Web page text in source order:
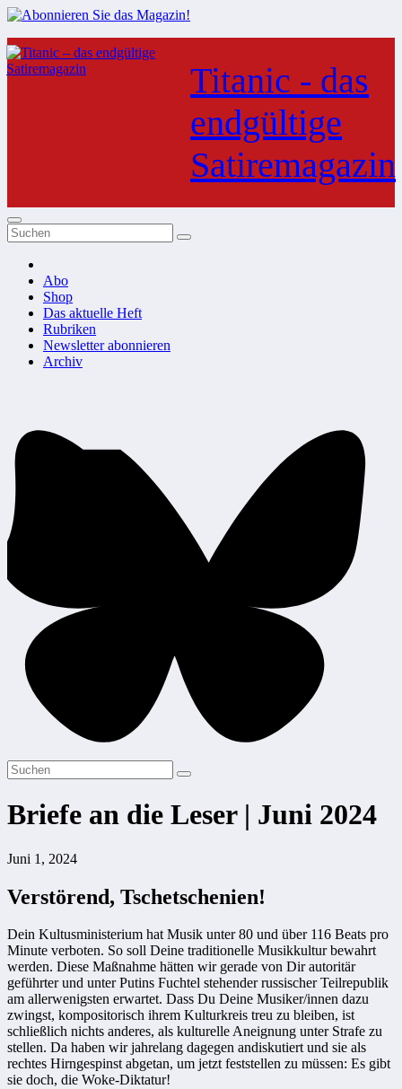
Zum
Inhalt
springen
Titanic - das
endgültige
Satiremagazin
Abo
Shop
Das aktuelle Heft
Rubriken
Newsletter abonnieren
Archiv
Briefe an die Leser | Juni 2024
Juni 1, 2024
Verstörend, Tschetschenien!
Dein Kultusministerium hat Musik unter 80 und über 116 Beats pro
Minute verboten. So soll Deine traditionelle Musikkultur bewahrt
werden. Diese Maßnahme hätten wir gerade von Dir autoritär
geführter und unter Putins Fuchtel stehender russischer Teilrepublik
am allerwenigsten erwartet. Dass Du Deine Musiker/innen dazu
zwingst, kompositorisch ihrem Kulturkreis treu zu bleiben, ist
schließlich nichts anderes, als kulturelle Aneignung unter Strafe zu
stellen. Da haben wir jahrelang dagegen andiskutiert und sie als
rechtes Hirngespinst abgetan, um jetzt feststellen zu müssen: Es gibt
sie doch, die Woke-Diktatur!